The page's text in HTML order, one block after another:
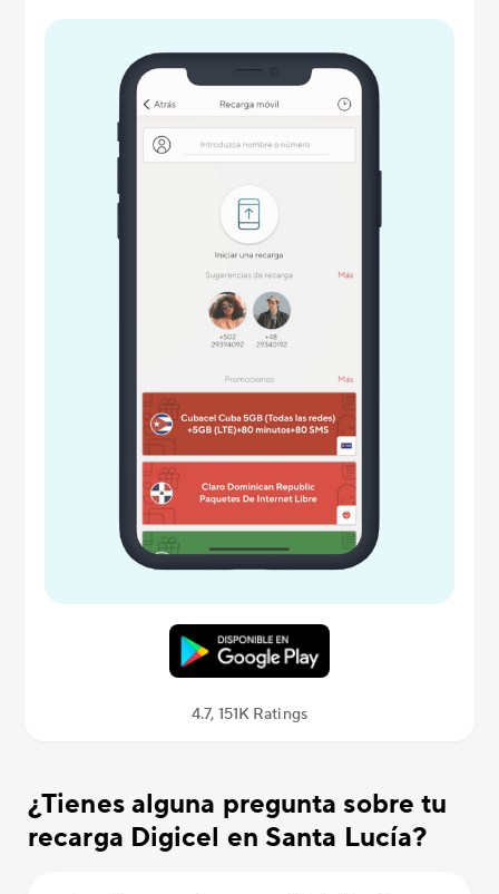
4.7, 151K Ratings
¿Tienes alguna pregunta sobre tu
recarga Digicel en Santa Lucía?